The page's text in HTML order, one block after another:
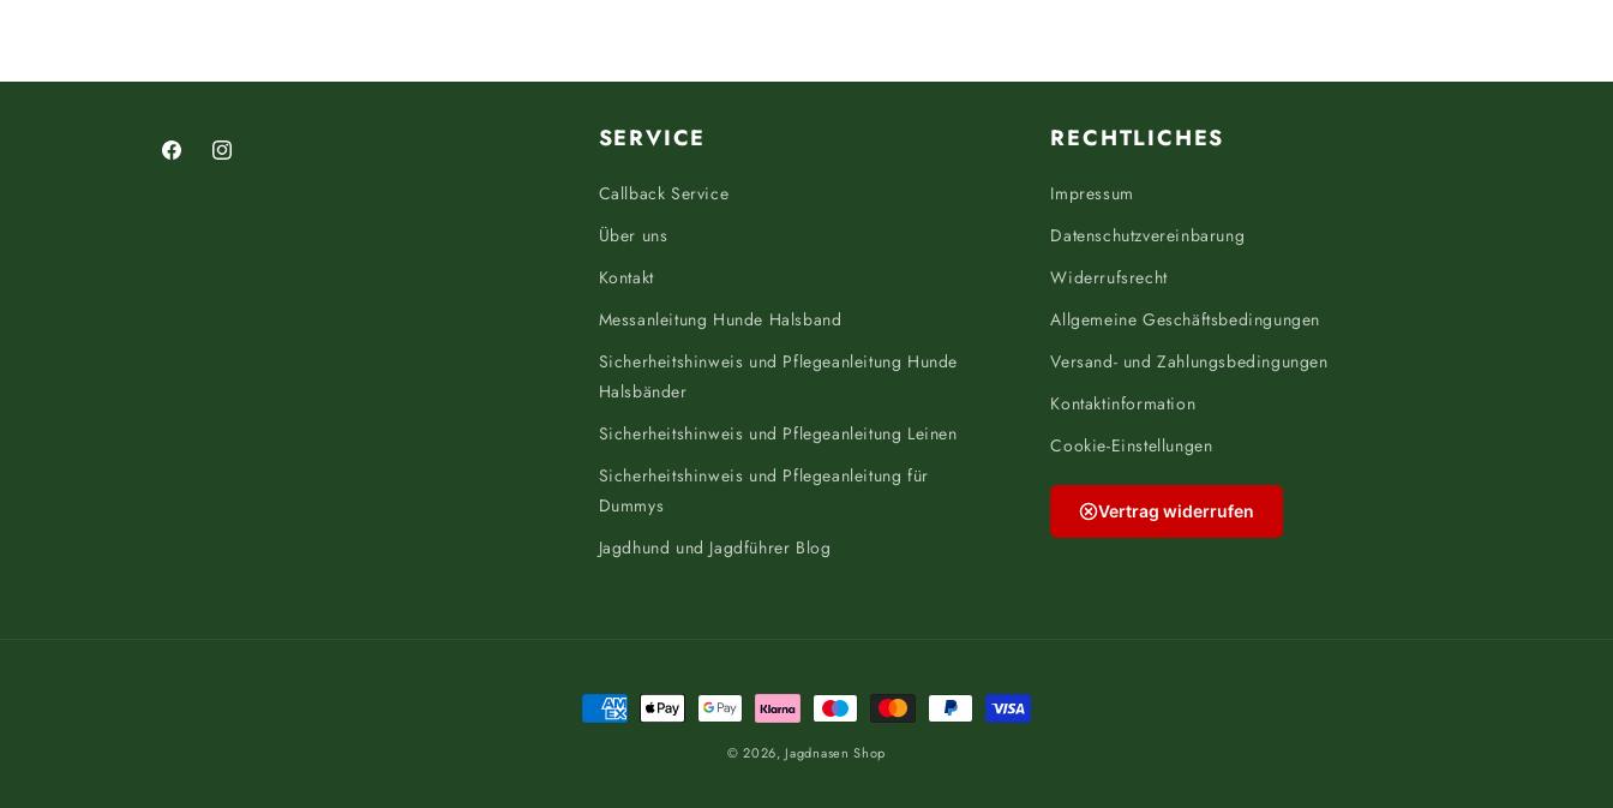
FacebookInstagram
SERVICE
Callback Service
Über uns
Kontakt
Messanleitung Hunde Halsband
Sicherheitshinweis und Pflegeanleitung Hunde
Halsbänder
Sicherheitshinweis und Pflegeanleitung Leinen
Sicherheitshinweis und Pflegeanleitung für
Dummys
Jagdhund und Jagdführer Blog
RECHTLICHES
Impressum
Datenschutzvereinbarung
Widerrufsrecht
Allgemeine Geschäftsbedingungen
Versand- und Zahlungsbedingungen
Kontaktinformation
Cookie-Einstellungen
Vertrag widerrufen
Zahlungsmethoden
© 2026, Jagdnasen Shop